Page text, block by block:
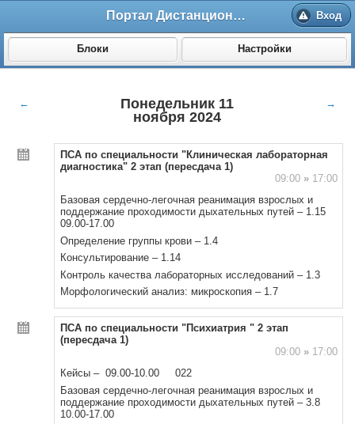
Портал Дистанционного обучения ВолгГМУ Вход
Блоки Настройки
←
Понедельник 11
ноября 2024
→
ПСА по специальности "Клиническая лабораторная
диагностика" 2 этап (пересдача 1)
09:00 »17:00
Базовая сердечно-легочная реанимация взрослых и
поддержание проходимости дыхательных путей – 1.15
09.00-17.00
Определение группы крови – 1.4
Консультирование – 1.14
Контроль качества лабораторных исследований – 1.3
Морфологический анализ: микроскопия – 1.7
ПСА по специальности "Психиатрия " 2 этап
(пересдача 1)
09:00 »17:00
Кейсы – 09.00-10.00 022
Базовая сердечно-легочная реанимация взрослых и
поддержание проходимости дыхательных путей – 3.8
10.00-17.00